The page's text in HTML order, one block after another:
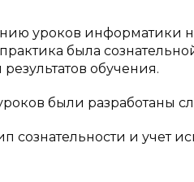
уроков информатики
была
обучения.
были разработаны
и учет